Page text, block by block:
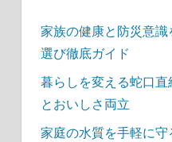
家族の健康と防災意
選び徹底ガイド
暮らしを変える蛇口
とおいしさ両立
家庭の水質を手軽に